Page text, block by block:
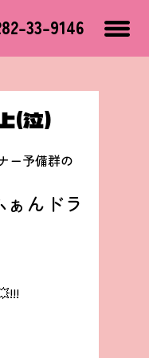
33-9146
(泣)
ー予備群の
ぁんドラ